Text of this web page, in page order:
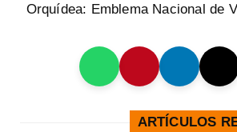
Orquídea: Emblema Nacional de
ARTÍCULOS